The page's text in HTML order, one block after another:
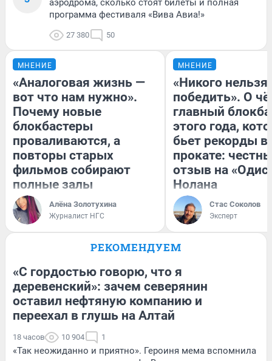
аэродрома, сколько стоят билеты и полная
программа фестиваля «Вива Авиа!»
27 380 50
МНЕНИЕ
«Аналоговая жизнь —
вот что нам нужно».
Почему новые
блокбастеры
проваливаются, а
повторы старых
фильмов собирают
полные залы
Алёна Золотухина
Журналист НГС
МНЕНИЕ
«Никого нельзя
победить». О
главный
этого года,
бьет рекорды в
прокате:
отзыв на
Нолана
Стас Соколов
Эксперт
РЕКОМЕНДУЕМ
«С гордостью говорю, что я
деревенский»: зачем северянин
оставил нефтяную компанию и
переехал в глушь на Алтай
18 часов 10 904 1
«Так неожиданно и приятно». Героиня мема вспомнила